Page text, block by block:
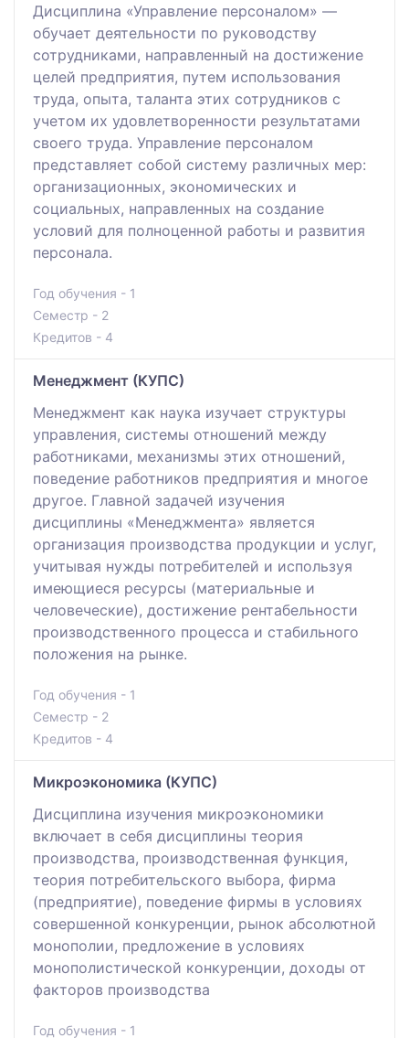
Дисциплина «Управление персоналом» —
обучает деятельности по руководству
сотрудниками, направленный на достижение
целей предприятия, путем использования
труда, опыта, таланта этих сотрудников с
учетом их удовлетворенности результатами
своего труда. Управление персоналом
представляет собой систему различных мер:
организационных, экономических и
социальных, направленных на создание
условий для полноценной работы и развития
персонала.
Год обучения - 1
Семестр - 2
Кредитов - 4
Менеджмент (КУПС)
Менеджмент как наука изучает структуры
управления, системы отношений между
работниками, механизмы этих отношений,
поведение работников предприятия и многое
другое. Главной задачей изучения
дисциплины «Менеджмента» является
организация производства продукции и услуг,
учитывая нужды потребителей и используя
имеющиеся ресурсы (материальные и
человеческие), достижение рентабельности
производственного процесса и стабильного
положения на рынке.
Год обучения - 1
Семестр - 2
Кредитов - 4
Микроэкономика (КУПС)
Дисциплина изучения микроэкономики
включает в себя дисциплины теория
производства, производственная функция,
теория потребительского выбора, фирма
(предприятие), поведение фирмы в условиях
совершенной конкуренции, рынок абсолютной
монополии, предложение в условиях
монополистической конкуренции, доходы от
факторов производства
Год обучения - 1